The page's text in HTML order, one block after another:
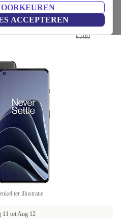
ACCEPTEREN
Black €294,99
€799
ter illustratie
11 totAug 12